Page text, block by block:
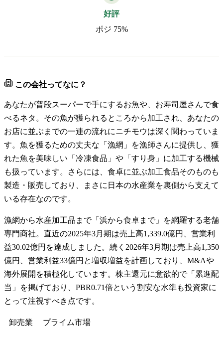
好評
ポジ 75%
この会社ってなに？
あなたが普段スーパーで手にするお魚や、お寿司屋さんで食
べるネタ。その魚が獲られるところから加工され、あなたの
お店に並ぶまでの一連の流れにニチモウは深く関わっていま
す。魚を獲るための丈夫な「漁網」を漁師さんに提供し、獲
れた魚を美味しい「冷凍食品」や「すり身」に加工する機械
も扱っています。さらには、食卓に並ぶ加工食品そのものも
製造・販売しており、まさに日本の水産業を裏側から支えて
いる存在なのです。
漁網から水産加工品まで「浜から食卓まで」を網羅する老舗
専門商社。直近の2025年3月期は売上高1,339.0億円、営業利
益30.02億円を達成しました。続く2026年3月期は売上高1,350
億円、営業利益33億円と増収増益を計画しており、M&Aや
海外展開を積極化しています。株主還元に意欲的で「累進配
当」を掲げており、PBR0.71倍という割安な水準も投資家に
とって注視すべき点です。
卸売業 プライム市場